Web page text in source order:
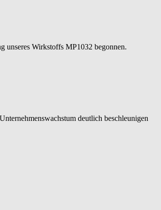
unseres Wirkstoffs MP1032 begonnen.
deutlich beschleunigen